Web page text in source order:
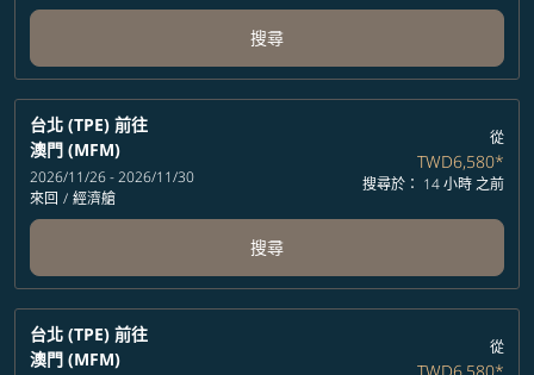
搜尋
台北 (TPE) 前往
澳門 (MFM)
2026/11/26 - 2026/11/30
來回 / 經濟艙
從
TWD6,580*
搜尋於： 14 小時 之前
搜尋
台北 (TPE) 前往
澳門 (MFM)
從
TWD6,580*